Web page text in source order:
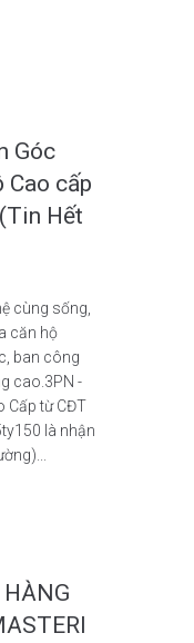
Góc
Cao cấp
Hết
cùng sống,
căn hộ
ban công
cao.3PN -
Cấp từ CĐT
là nhận